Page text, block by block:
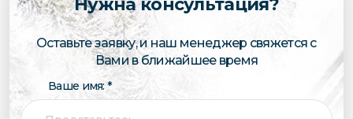
Нужна консультация?
Оставьте заявку, и наш менеджер свяжется с
Вами в ближайшее время
Ваше имя: *